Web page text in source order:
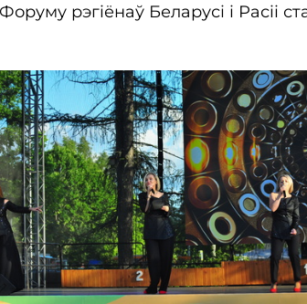
рэгіёнаў Беларусі і Расіі